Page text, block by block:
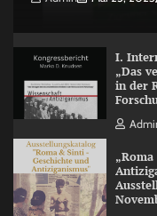
I.
„Das
in der